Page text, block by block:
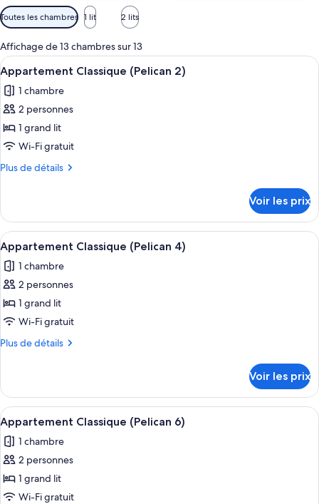
Filtres
disponibles
pour
les
chambres
Toutes les chambres 1 lit 2 lits
Affichage de 13 chambres sur 13
Afficher
toutes
les
photos
pour
ce
type
Appartement
Classique
(Pelican
2)
Une chambre moderne avec une
7
Appartement Classique (Pelican 2)
1 chambre
2 personnes
1 grand lit
Wi-Fi gratuit
Plus de détails
Plus
le
type
de
chambre
Appartement
Classique
2)
Voir les prix
Afficher
toutes
les
photos
pour
ce
type
Appartement
Classique
(Pelican
4)
Une chambre d’hôtel moderne
5
Appartement Classique (Pelican 4)
1 chambre
2 personnes
1 grand lit
Wi-Fi gratuit
Plus de détails
Plus
le
type
de
chambre
Appartement
Classique
4)
Voir les prix
Afficher
toutes
les
photos
pour
ce
Une chambre moderne avec un
5
Appartement Classique (Pelican 6)
1 chambre
2 personnes
1 grand lit
Wi-Fi gratuit